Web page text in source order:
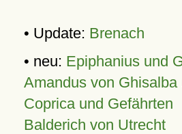
• Update: Brenach
• neu: Epiphanius und
Amandus von Ghisalba
Coprica und Gefährten
Balderich von Utrecht